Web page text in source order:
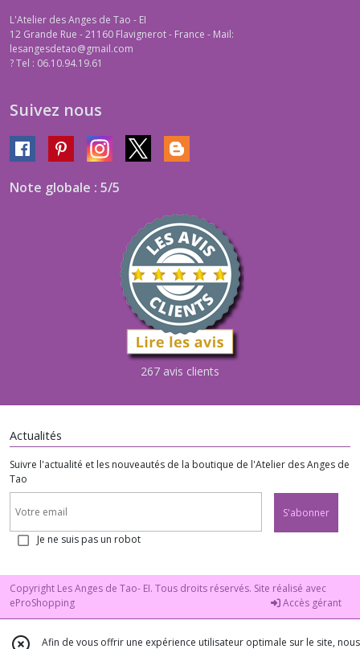
L'Atelier des Anges de Tao - EI
12 Grande Rue - 21160 Flavignerot - France - Mail:
lesangesdetao@gmail.com
?Tel : 06.10.94.19.61
Suivez nous
Note globale : 5/5
267 avis clients
Actualités
Suivre l'actualité et les nouveautés de la boutique de l'Atelier des Anges de
Tao
S'abonner
Je ne suis pas un robot
Copyright Les Anges de Tao- EI. Tous droits réservés. Site réalisé avec
eProShopping
Accès gérant
Afin de vous offrir une expérience utilisateur optimale sur le site, nous